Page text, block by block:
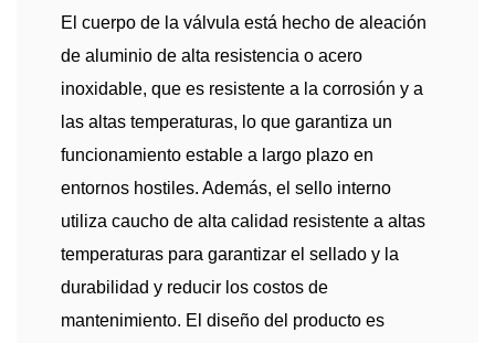
El cuerpo de la válvula está hecho de aleación
de aluminio de alta resistencia o acero
inoxidable, que es resistente a la corrosión y a
las altas temperaturas, lo que garantiza un
funcionamiento estable a largo plazo en
entornos hostiles. Además, el sello interno
utiliza caucho de alta calidad resistente a altas
temperaturas para garantizar el sellado y la
durabilidad y reducir los costos de
mantenimiento. El diseño del producto es